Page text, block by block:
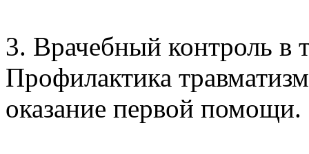
3. Врачебный контроль в
Профилактика
оказание первой помощи.